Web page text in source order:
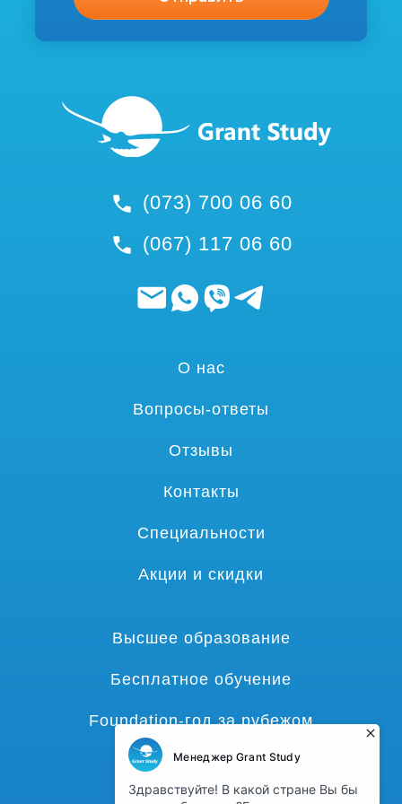
(073) 700 06 60
(067) 117 06 60
О нас
Вопросы-ответы
Отзывы
Контакты
Специальности
Акции и скидки
Высшее образование
Бесплатное обучение
Foundation-год за рубежом
Языковые курсы